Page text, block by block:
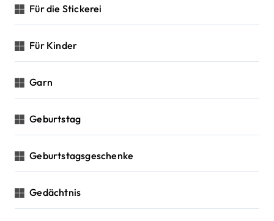
Für die Stickerei
Für Kinder
Garn
Geburtstag
Geburtstagsgeschenke
Gedächtnis